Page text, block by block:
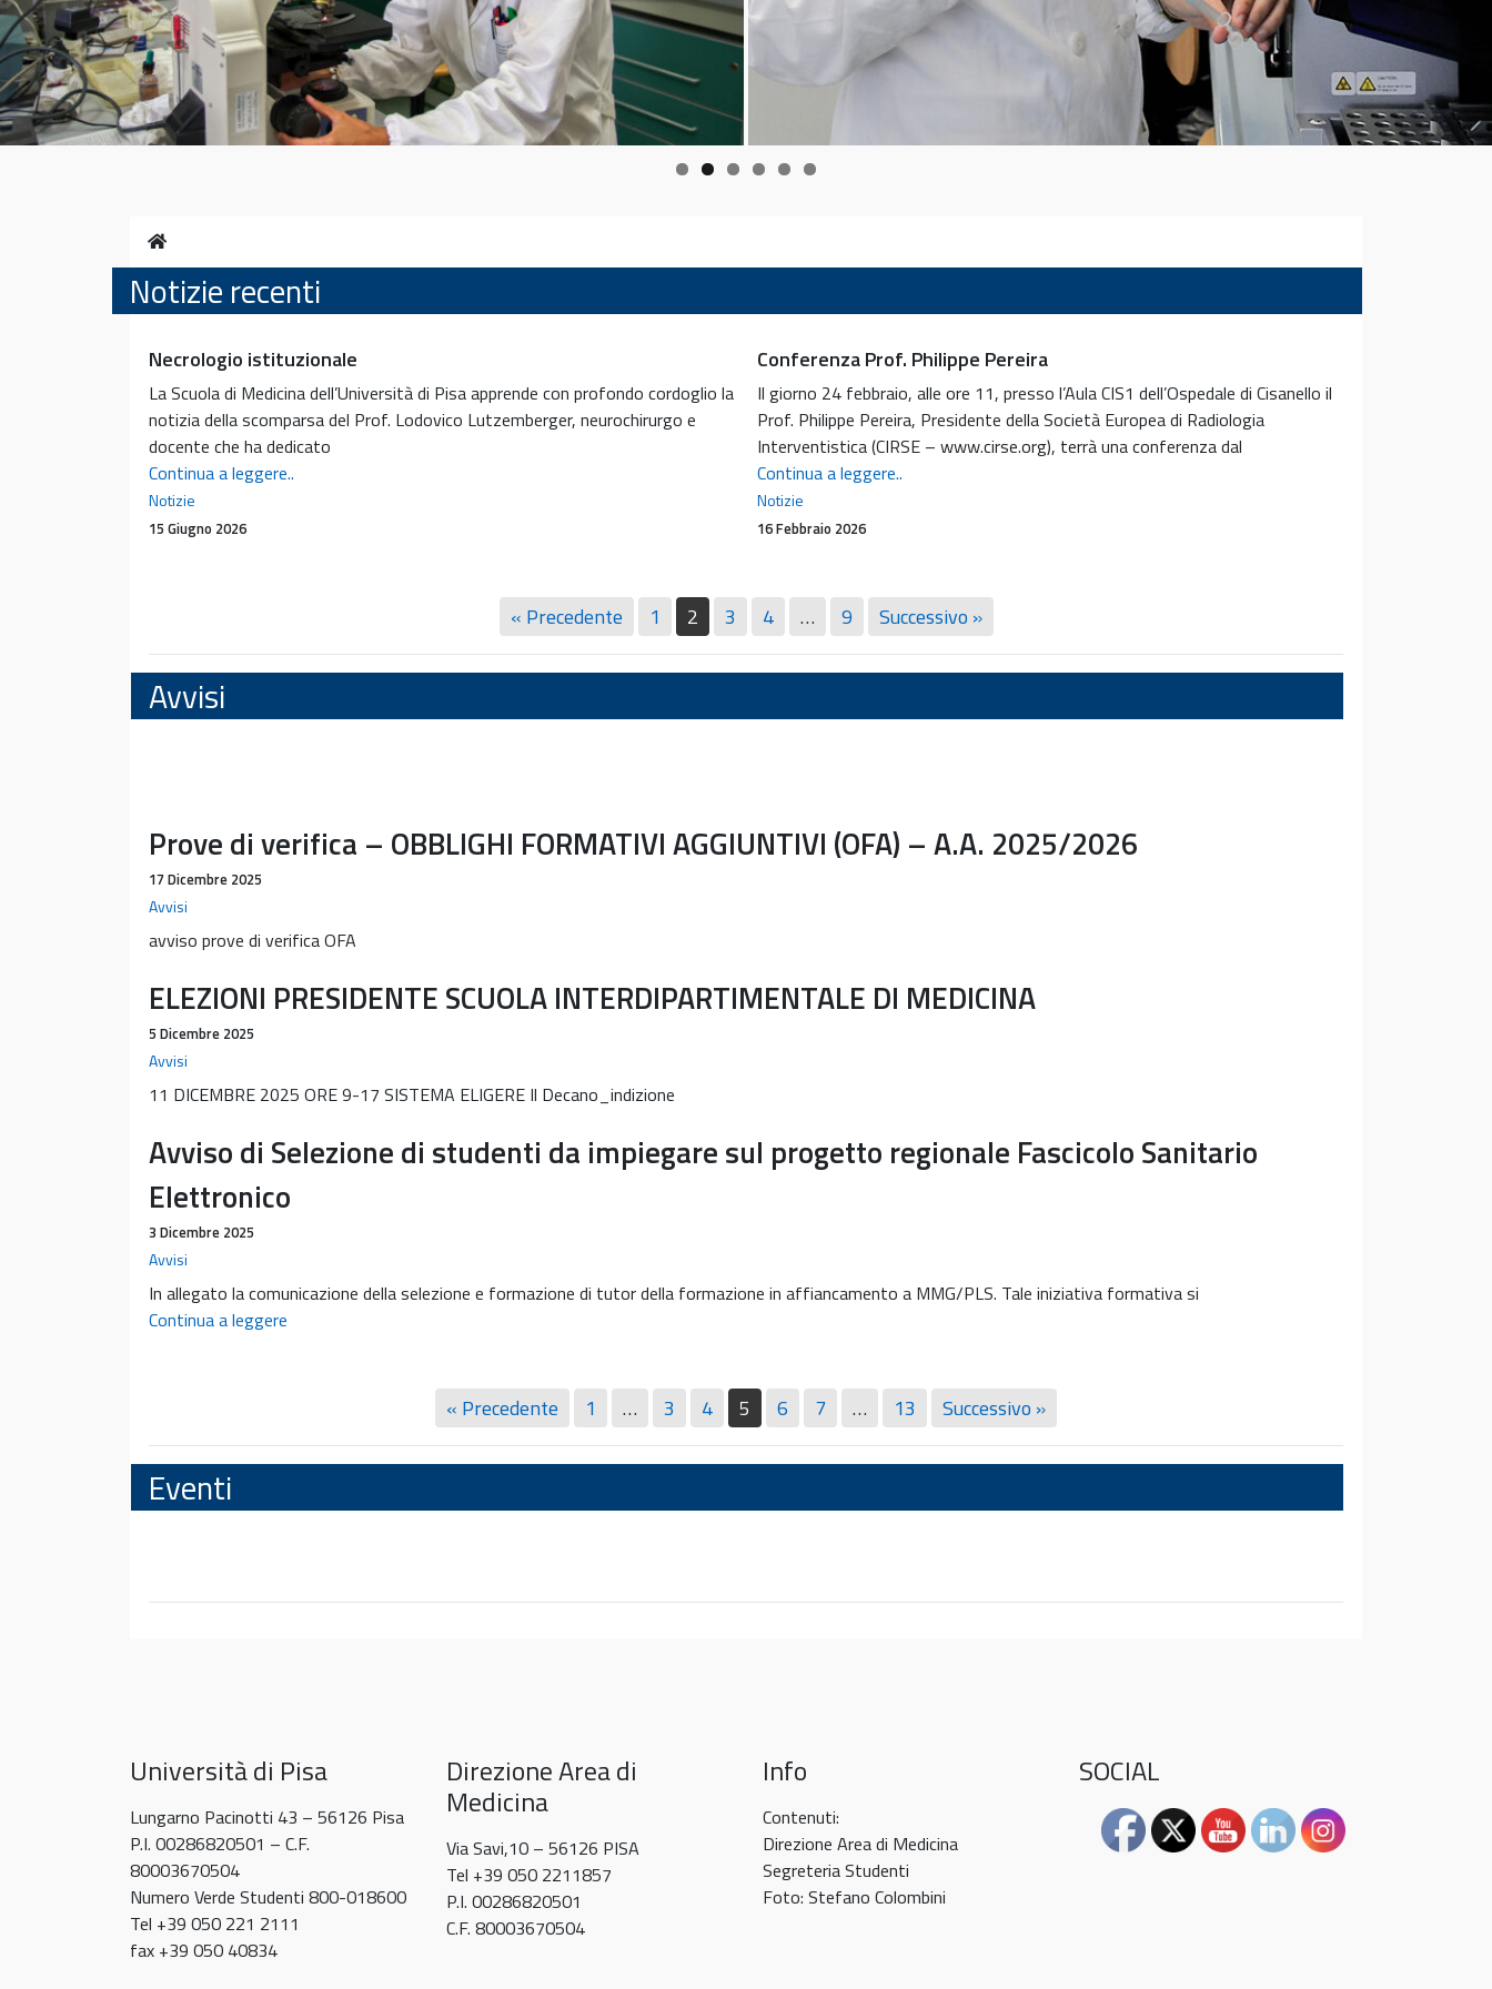
Home
Notizie recenti
Necrologio istituzionale
La Scuola di Medicina dell’Università di Pisa apprende con profondo cordoglio la
notizia della scomparsa del Prof. Lodovico Lutzemberger, neurochirurgo e
docente che ha dedicato
Continua a leggere..
Notizie
15 Giugno 2026
Conferenza Prof. Philippe Pereira
Il giorno 24 febbraio, alle ore 11, presso l’Aula CIS1 dell’Ospedale di Cisanello il
Prof. Philippe Pereira, Presidente della Società Europea di Radiologia
Interventistica (CIRSE – www.cirse.org), terrà una conferenza dal
Continua a leggere..
Notizie
16 Febbraio 2026
« Precedente 1 2 3 4 … 9 Successivo »
Avvisi
Prove di verifica – OBBLIGHI FORMATIVI AGGIUNTIVI (OFA) – A.A. 2025/2026
17 Dicembre 2025
Avvisi
avviso prove di verifica OFA
ELEZIONI PRESIDENTE SCUOLA INTERDIPARTIMENTALE DI MEDICINA
5 Dicembre 2025
Avvisi
11 DICEMBRE 2025 ORE 9-17 SISTEMA ELIGERE Il Decano_indizione
Avviso di Selezione di studenti da impiegare sul progetto regionale Fascicolo Sanitario
Elettronico
3 Dicembre 2025
Avvisi
In allegato la comunicazione della selezione e formazione di tutor della formazione in affiancamento a MMG/PLS. Tale iniziativa formativa si
Continua a leggere
da
sul
Sanitario
« Precedente 1 … 3 4 5 6 7 … 13 Successivo »
Eventi
Università di Pisa
Lungarno Pacinotti 43 – 56126 Pisa
P.I. 00286820501 – C.F.
80003670504
Numero Verde Studenti 800-018600
Tel +39 050 221 2111
fax +39 050 40834
Direzione Area di
Medicina
Via Savi,10 – 56126 PISA
Tel +39 050 2211857
P.I. 00286820501
C.F. 80003670504
Info
Contenuti:
Direzione Area di Medicina
Segreteria Studenti
Foto: Stefano Colombini
SOCIAL